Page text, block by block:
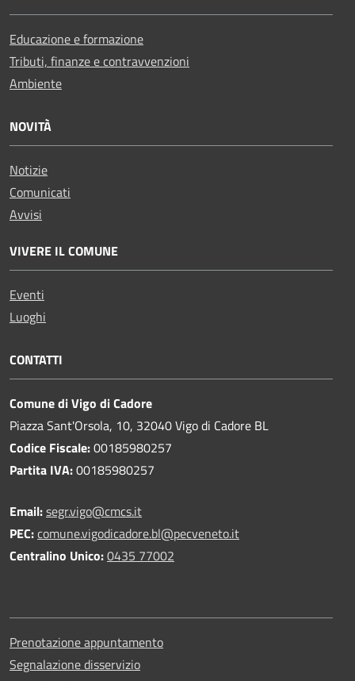
Educazione e formazione
Tributi, finanze e contravvenzioni
Ambiente
NOVITÀ
Notizie
Comunicati
Avvisi
VIVERE IL COMUNE
Eventi
Luoghi
CONTATTI
Comune di Vigo di Cadore
Piazza Sant'Orsola, 10, 32040 Vigo di Cadore BL
Codice Fiscale:00185980257
Partita IVA:00185980257
Email:segr.vigo@cmcs.it
PEC:comune.vigodicadore.bl@pecveneto.it
Centralino Unico:0435 77002
Prenotazione appuntamento
Segnalazione disservizio